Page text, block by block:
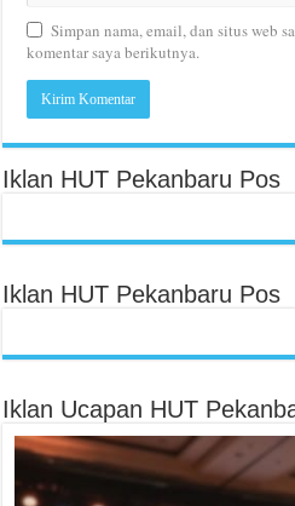
Simpan nama, email, dan situs web
komentar saya berikutnya.
Iklan HUT Pekanbaru Pos
Iklan HUT Pekanbaru Pos
Iklan Ucapan HUT